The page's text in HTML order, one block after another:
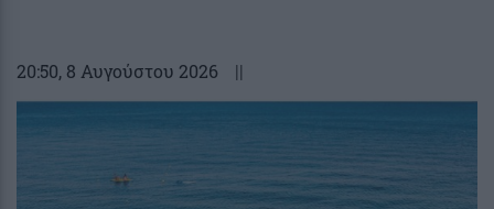
20:50, 8 Αυγούστου 2026 ||